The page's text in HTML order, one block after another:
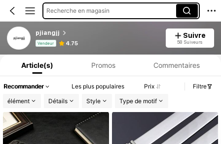
Recherche en magasin
pjiangjj
Vendeur 4.75
Suivre
58 Suiveurs
Informations produit : Divulgation des prix, détails sur les ventes et le stock.
Article(s) Promos Commentaires
Recommander Les plus populaires Prix
Filtre
élément
Détails Style Type de motif